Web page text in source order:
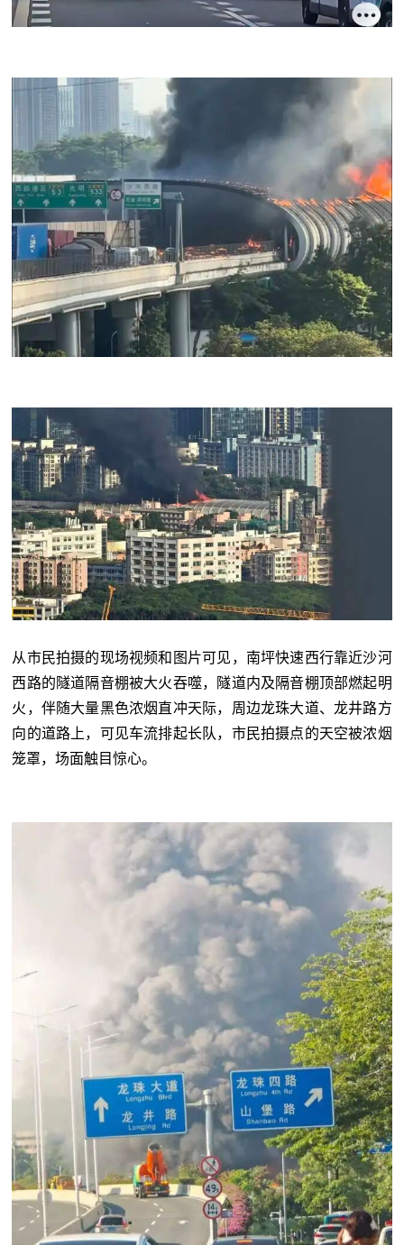
从市民拍摄的现场视频和图片可见，南坪快速西行靠近沙河
西路的隧道隔音棚被大火吞噬，隧道内及隔音棚顶部燃起明
火，伴随大量黑色浓烟直冲天际，周边龙珠大道、龙井路方
向的道路上，可见车流排起长队，市民拍摄点的天空被浓烟
笼罩，场面触目惊心。